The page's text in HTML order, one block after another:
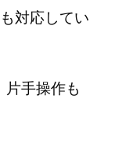
対応してい
片手操作も